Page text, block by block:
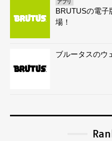
アプリ
BRUTUSの電子
場！
ブルータスのウ